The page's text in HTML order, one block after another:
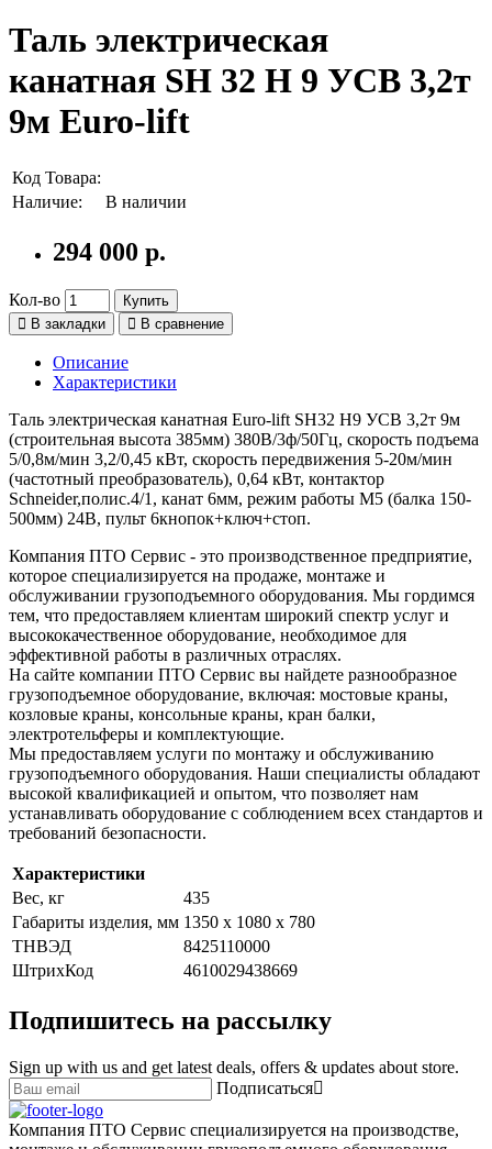
Таль электрическая
канатная SH 32 H 9 УСВ 3,2т
9м Euro-lift
Код Товара:
Наличие:
В наличии
294 000 р.
Кол-во
Купить
В закладки
В сравнение
Описание
Характеристики
Таль электрическая канатная Euro-lift SH32 H9 УСВ 3,2т 9м
(строительная высота 385мм) 380В/3ф/50Гц, скорость подъема
5/0,8м/мин 3,2/0,45 кВт, скорость передвижения 5-20м/мин
(частотный преобразователь), 0,64 кВт, контактор
Schneider,полис.4/1, канат 6мм, режим работы M5 (балка 150-
500мм) 24В, пульт 6кнопок+ключ+стоп.
Компания ПТО Сервис - это производственное предприятие,
которое специализируется на продаже, монтаже и
обслуживании грузоподъемного оборудования. Мы гордимся
тем, что предоставляем клиентам широкий спектр услуг и
высококачественное оборудование, необходимое для
эффективной работы в различных отраслях.
На сайте компании ПТО Сервис вы найдете разнообразное
грузоподъемное оборудование, включая: мостовые краны,
козловые краны, консольные краны, кран балки,
электротельферы и комплектующие.
Мы предоставляем услуги по монтажу и обслуживанию
грузоподъемного оборудования. Наши специалисты обладают
высокой квалификацией и опытом, что позволяет нам
устанавливать оборудование с соблюдением всех стандартов и
требований безопасности.
Характеристики
Вес, кг
435
Габариты изделия, мм 1350 x 1080 x 780
ТНВЭД
8425110000
ШтрихКод
4610029438669
Подпишитесь на рассылку
Sign up with us and get latest deals, offers & updates about store.
Подписаться
Компания ПТО Сервис специализируется на производстве,